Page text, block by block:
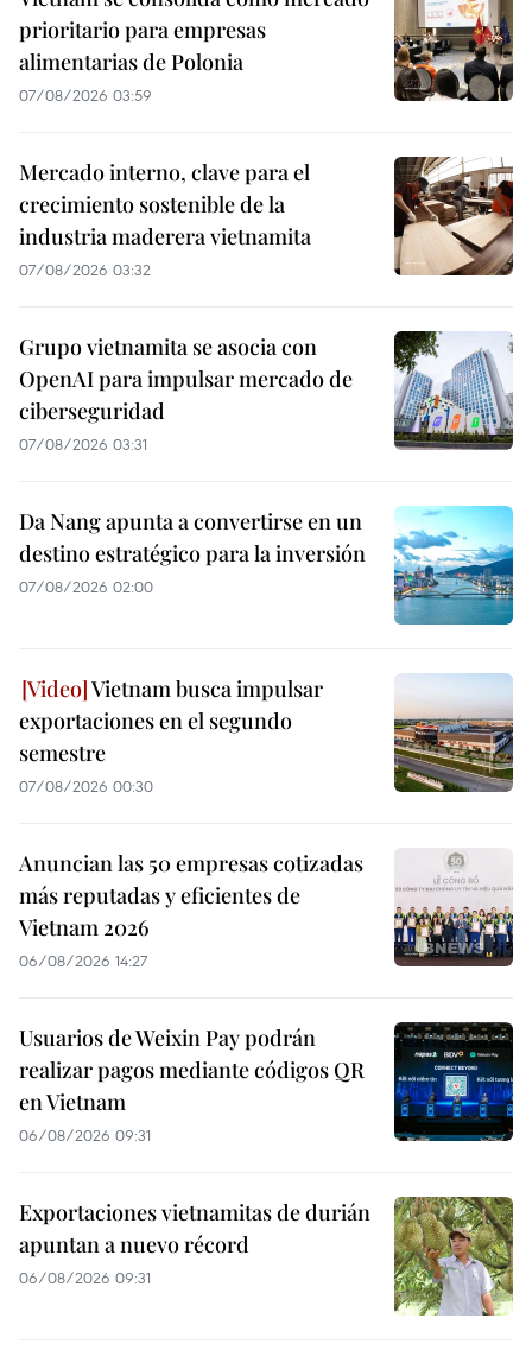
prioritario para empresas
alimentarias de Polonia
07/08/2026 03:59
Mercado interno, clave para el
crecimiento sostenible de la
industria maderera vietnamita
07/08/2026 03:32
Grupo vietnamita se asocia con
OpenAI para impulsar mercado de
ciberseguridad
07/08/2026 03:31
Da Nang apunta a convertirse en un
destino estratégico para la inversión
07/08/2026 02:00
Vietnam busca impulsar
exportaciones en el segundo
semestre
07/08/2026 00:30
Anuncian las 50 empresas cotizadas
más reputadas y eficientes de
Vietnam 2026
06/08/2026 14:27
Usuarios de Weixin Pay podrán
realizar pagos mediante códigos QR
en Vietnam
06/08/2026 09:31
Exportaciones vietnamitas de durián
apuntan a nuevo récord
06/08/2026 09:31